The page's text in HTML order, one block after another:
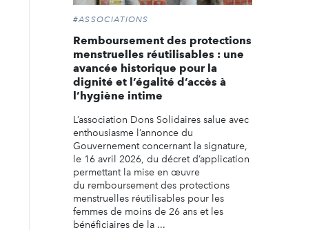
#ASSOCIATIONS
Remboursement des protections
menstruelles réutilisables : une
avancée historique pour la
dignité et l’égalité d’accès à
l’hygiène intime
L’association Dons Solidaires salue avec
enthousiasme l’annonce du
Gouvernement concernant la signature,
le 16 avril 2026, du décret d’application
permettant la mise en œuvre
du remboursement des protections
menstruelles réutilisables pour les
femmes de moins de 26 ans et les
bénéficiaires de la ...